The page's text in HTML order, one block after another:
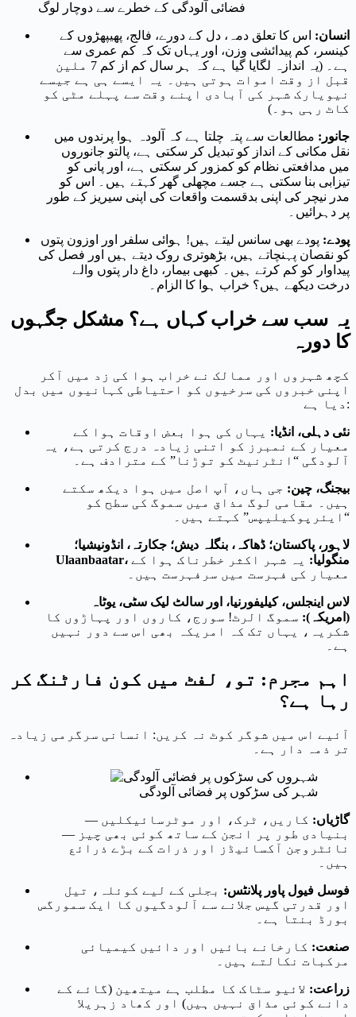
فضائی آلودگی کے خطرے سے دوچار لوگ
انسان: اس کا تعلق دمہ، دل کے دورے، فالج، پھیپھڑوں کے
کینسر، کم پیدائشی وزن، اور یہاں تک کہ کم عمری سے
ہے۔ (یہ اندازہ لگایا گیا ہے کہ ہر سال کم از کم 7 ملین
قبل از وقت اموات ہوتی ہیں۔ یہ ایسے ہی ہے جیسے
نیویارک شہر کی آبادی اپنے وقت سے پہلے مٹی کو
کاٹ رہی ہو۔)
جانور: مطالعات سے پتہ چلتا ہے کہ آلودہ ہوا پرندوں میں
نقل مکانی کے انداز کو تبدیل کر سکتی ہے، پالتو جانوروں
میں مدافعتی نظام کو کمزور کر سکتی ہے، اور پانی کو
تیزابی بنا سکتی ہے جسے مچھلی گھر کہتے ہیں۔ اس کو
مدر نیچر کی اپنی بدقسمت واقعات کی اپنی سیریز کے طور
پر دہرائیں۔
پودے: پودے بھی سانس لیتے ہیں! ہوائی سلفر اور اوزون پتوں
کو نقصان پہنچاتے ہیں، بڑھوتری روک دیتے ہیں اور فصل کی
پیداوار کو کم کرتے ہیں۔ کبھی بیمار، داغ دار پتوں والے
درخت دیکھے ہیں؟ خراب ہوا کا الزام۔
یہ سب سے خراب کہاں ہے؟ مشکل جگہوں
کا دورہ
کچھ شہروں اور ممالک نے خراب ہوا کی زد میں آکر
اپنی خبروں کی سرخیوں کو احتیاطی کہانیوں میں بدل
دیا ہے:
نئی دہلی، انڈیا: یہاں کی ہوا بعض اوقات ہوا کے
معیار کے نمبرز کو اتنی زیادہ درج کرتی ہے، یہ
آلودگی “انٹرنیٹ کو توڑنا” کے مترادف ہے۔
بیجنگ، چین: جی ہاں، آپ اصل میں ہوا دیکھ سکتے
ہیں۔ مقامی لوگ مذاق میں سموگ کی سطح کو
“ایئرپوکیلیپس” کہتے ہیں۔
لاہور، پاکستان؛ ڈھاکہ، بنگلہ دیش؛ جکارتہ، انڈونیشیا؛
Ulaanbaatar، منگولیا: یہ شہر اکثر خطرناک ہوا کے
معیار کی فہرست میں سرفہرست ہیں۔
لاس اینجلس، کیلیفورنیا، اور سالٹ لیک سٹی، یوٹاہ
(امریکہ): سموگ الرٹ! سورج، کاروں اور پہاڑوں کا
شکریہ، یہاں تک کہ امریکہ بھی اس سے دور نہیں
ہے۔
اہم مجرم: تو، لفٹ میں کون فارٹنگ کر
رہا ہے؟
آئیے اس میں شوگر کوٹ نہ کریں: انسانی سرگرمی زیادہ
تر ذمہ دار ہے۔
شہر کی سڑکوں پر فضائی آلودگی
گاڑیاں: کاریں، ٹرک، اور موٹرسائیکلیں —
بنیادی طور پر انجن کے ساتھ کوئی بھی چیز —
نائٹروجن آکسائیڈز اور ذرات کے بڑے ذرائع
ہیں۔
فوسل فیول پاور پلانٹس: بجلی کے لیے کوئلہ، تیل
اور قدرتی گیس جلانے سے آلودگیوں کا ایک سمورگس
بورڈ بنتا ہے۔
صنعت: کارخانے بائیں اور دائیں کیمیائی
مرکبات نکالتے ہیں۔
زراعت: لائیو سٹاک کا مطلب ہے میتھین (گائے کے
دانے کوئی مذاق نہیں ہیں) اور کھاد زہریلا